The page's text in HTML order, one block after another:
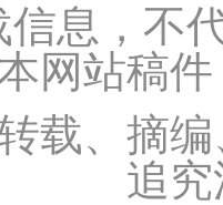
息，不
网站稿
载、摘
追